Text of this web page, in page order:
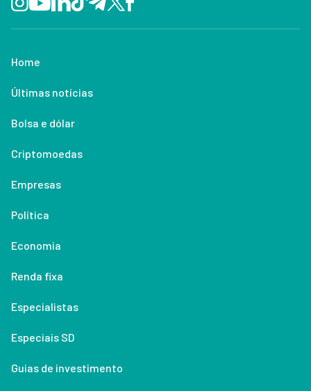
Home
Últimas notícias
Bolsa e dólar
Criptomoedas
Empresas
Política
Economia
Renda fixa
Especialistas
Especiais SD
Guias de investimento